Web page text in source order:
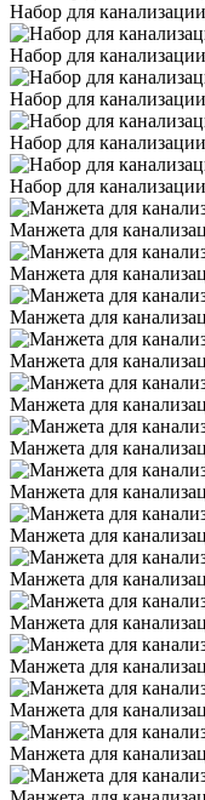
Набор для
Набор для
Набор для
Набор для
Набор для
Манжета для
Манжета для
Манжета для
Манжета для
Манжета для
Манжета для
Манжета для
Манжета для
Манжета для
Манжета для
Манжета для
Манжета для
Манжета для